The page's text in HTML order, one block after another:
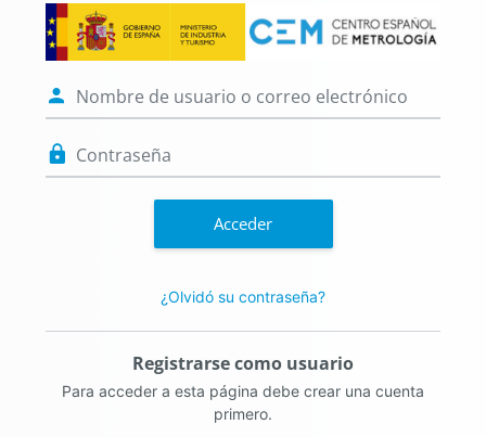
Entrar a AULA
Saltar a creación de una nueva
Nombre de usuario o correo
Acceder
¿Olvidó su contraseña?
Registrarse como usuario
Para acceder a esta página debe crear una cuenta
primero.